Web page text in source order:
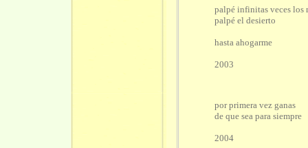
palpé infinitas veces los
palpé el desierto
hasta ahogarme
2003
por primera vez ganas
de que sea para siempre
2004